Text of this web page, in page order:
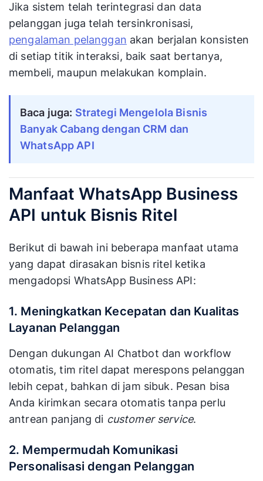
Jika sistem telah terintegrasi dan data
pelanggan juga telah tersinkronisasi,
pengalaman pelanggan akan berjalan konsisten
di setiap titik interaksi, baik saat bertanya,
membeli, maupun melakukan komplain.
Baca juga: Strategi Mengelola Bisnis
Banyak Cabang dengan CRM dan
WhatsApp API
Manfaat WhatsApp Business
API untuk Bisnis Ritel
Berikut di bawah ini beberapa manfaat utama
yang dapat dirasakan bisnis ritel ketika
mengadopsi WhatsApp Business API:
1. Meningkatkan Kecepatan dan Kualitas
Layanan Pelanggan
Dengan dukungan AI Chatbot dan workflow
otomatis, tim ritel dapat merespons pelanggan
lebih cepat, bahkan di jam sibuk. Pesan bisa
Anda kirimkan secara otomatis tanpa perlu
antrean panjang di customer service.
2. Mempermudah Komunikasi
Personalisasi dengan Pelanggan